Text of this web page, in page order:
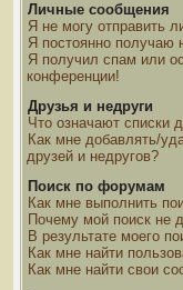
Личные сообщения
Я не могу отправить
Я постоянно получаю
Я получил спам или
конференции!
Друзья и недруги
Что означают списки
Как мне добавлять/
друзей и недругов?
Поиск по форумам
Как мне выполнить
Почему мой поиск не
В результате моего
Как мне найти
Как мне найти свои